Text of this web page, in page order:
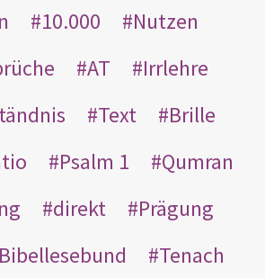
10.000
Nutzen
AT
Irrlehre
Text
Brille
Psalm 1
Qumran
direkt
Prägung
Bibellesebund
Tenach